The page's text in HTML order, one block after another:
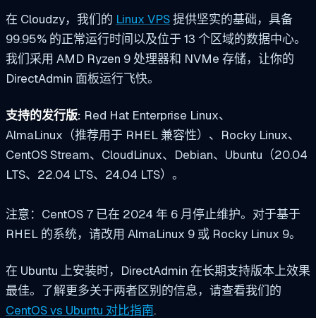
在 Cloudzy，我们的 Linux VPS提供坚实的基础，具备
99.95% 的正常运行时间以及位于 13 个区域的数据中心。
我们采用 AMD Ryzen 9 处理器和 NVMe 存储，让你的
DirectAdmin 面板运行飞快。
支持的发行版: Red Hat Enterprise Linux、
AlmaLinux（推荐用于 RHEL 兼容性）、Rocky Linux、
CentOS Stream、CloudLinux、Debian、Ubuntu（20.04
LTS、22.04 LTS、24.04 LTS）。
注意：CentOS 7 已在 2024 年 6 月停止维护。对于基于
RHEL 的系统，请改用 AlmaLinux 9 或 Rocky Linux 9。
在 Ubuntu 上安装时，DirectAdmin 在长期支持版本上效果
最佳。了解更多关于两者区别的信息，请查看我们的
CentOS vs Ubuntu 对比指南.